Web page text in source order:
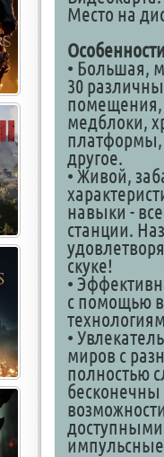
Место на
• Большая,
30
медблоки,
платформы,
другое.
• Живой,
навыки -
станции.
скуке!
•
с помощью
•
миров с
полностью
бесконечны